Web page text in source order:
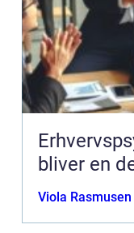
bliver en
Viola Rasmusen